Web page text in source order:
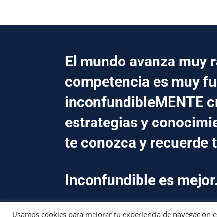
El mundo avanza muy
competencia es muy
inconfundibleMENTE
estrategias y
te conozca y recuerde
Inconfundible es mejor.
Usamos cookies para mejorar tu experiencia de